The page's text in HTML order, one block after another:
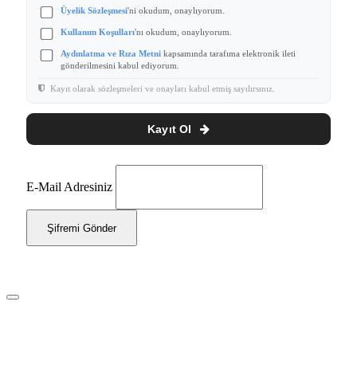
Üyelik Sözleşmesi'ni okudum, onaylıyorum.
Kullanım Koşulları'nı okudum, onaylıyorum.
Aydınlatma ve Rıza Metni kapsamında tarafıma elektronik ileti
gönderilmesini kabul ediyorum.
Kayıt olarak sözleşmeleri ve onayları kabul etmiş sayılırsınız.
Kayıt Ol
E-Mail Adresiniz
Şifremi Gönder